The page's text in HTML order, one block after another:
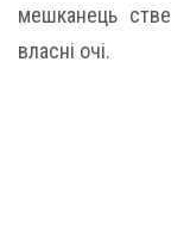
мешканець
власні очі.